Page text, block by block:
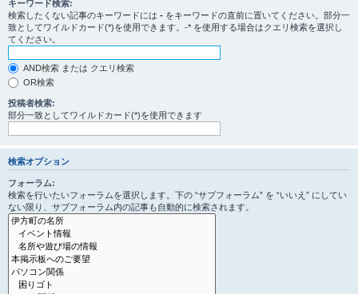
キーワード検索:
検索したくない記事のキーワードには - をキーワードの直前に置いてください。部分一
致としてワイルドカード(*)を使用できます。-* を使用する場合はクエリ検索を選択し
てください。
AND検索 または クエリ検索
OR検索
投稿者検索:
部分一致としてワイルドカード(*)を使用できます
検索オプション
フォーラム:
検索を行いたいフォーラムを選択します。下の “サブフォーラム” を “いいえ” にしてい
ない限り、サブフォーラム内の記事も自動的に検索されます。